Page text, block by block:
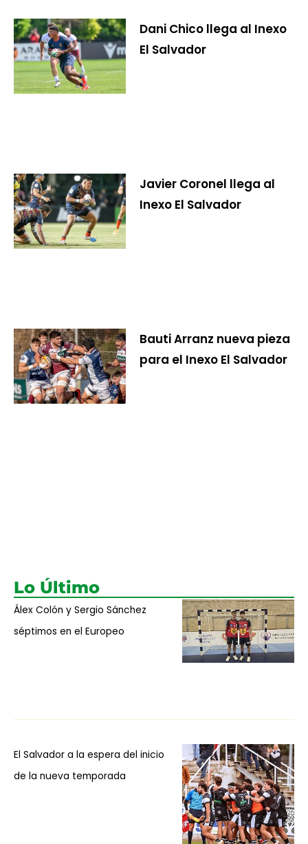
Dani Chico llega al Inexo
El Salvador
Javier Coronel llega al
Inexo El Salvador
Bauti Arranz nueva pieza
para el Inexo El Salvador
Lo Último
Álex Colón y Sergio Sánchez
séptimos en el Europeo
El Salvador a la espera del inicio
de la nueva temporada